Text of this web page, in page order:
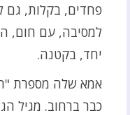
פחדים, בקלות, גם
למסיבה, עם חום,
יחד, בקטנה.
אמא שלה מספרת
כבר ברחוב. מגיל